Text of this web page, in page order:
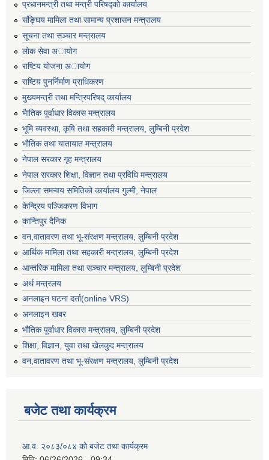
प्रधानमन्त्री तथा मन्त्री परिषद्काे कार्यालय
संङ्घिय मामिला तथा सामान्य प्रशासन मन्त्रालय
सूचना तथा सञ्चार मन्त्रालय
लाेक सेवा अायाेग
राष्टिय याेजना अायाेग
राष्टिय पुनर्निर्माण प्राधिकरण
मुख्यमन्त्री तथा मन्त्रिपरिषद् कार्यालय
भैातिक पूर्वाधार विकास मन्त्रालय
भूमि व्यवस्था, कृषि तथा सहकारी मन्त्रालय, लु्म्बिनी प्रदेश
भाैतिक तथा यातायात मन्त्रालय
नेपाल सरकार गृह मन्त्रालय
नेपाल सरकार शिक्षा, विज्ञान तथा प्रविधि मन्त्रालय
जिल्ला समन्वय समितिको कार्यालय गुल्मी, नेपाल
केन्द्रिय पञ्जिकरण विभाग
कान्तिपुर दैनिक
वन,वातावरण तथा भू-संरक्षण मन्त्रालय, लुम्बिनी प्रदेश
आर्थिक मामिला तथा सहकारी मन्त्रालय, लुम्बिनी प्रदेश
आन्तरिक मामिला तथा सञ्चार मन्त्रालय, लुम्बिनी प्रदेश
अर्थ मन्त्रलय
अनलाइन घटना दर्ता(online VRS)
अनलाइन खबर
भौतिक पूर्वाधार विकास मन्त्रालय, लुम्बिनी प्रदेश
शिक्षा, विज्ञान, युवा तथा खेलकुद मन्‍‍त्रालय
वन,वातावरण तथा भू-संरक्षण मन्त्रालय, लुम्बिनी प्रदेश
बजेट तथा कार्यक्रम
आ.व. २०८३/०८४ को बजेट तथा कार्यक्रम